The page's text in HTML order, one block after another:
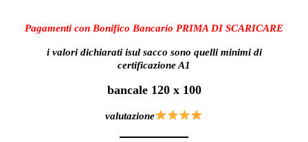
Pagamenti con Bonifico Bancario PRIMA DI SCARICARE
i valori dichiarati isul sacco sono quelli minimi di
certificazione A1
bancale 120 x 100
valutazione